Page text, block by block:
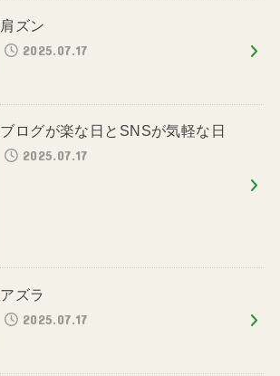
肩ズン
2025.07.17
ブログが楽な日とSNSが気軽な日
2025.07.17
アズラ
2025.07.17